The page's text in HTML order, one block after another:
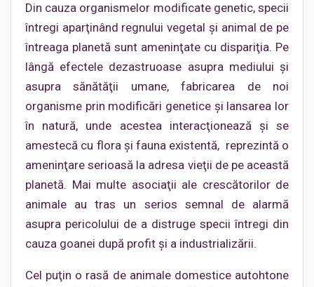
Din cauza organismelor modificate genetic, specii
întregi aparţinând regnului vegetal şi animal de pe
întreaga planetă sunt ameninţate cu dispariţia. Pe
lângă efectele dezastruoase asupra mediului şi
asupra sănătăţii umane, fabricarea de noi
organisme prin modificări genetice şi lansarea lor
în natură, unde acestea interacţionează şi se
amestecă cu flora şi fauna existentă, reprezintă o
ameninţare serioasă la adresa vieţii de pe această
planetă. Mai multe asociaţii ale crescătorilor de
animale au tras un serios semnal de alarmă
asupra pericolului de a distruge specii întregi din
cauza goanei după profit şi a industrializării.
Cel puţin o rasă de animale domestice autohtone